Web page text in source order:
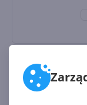
Power